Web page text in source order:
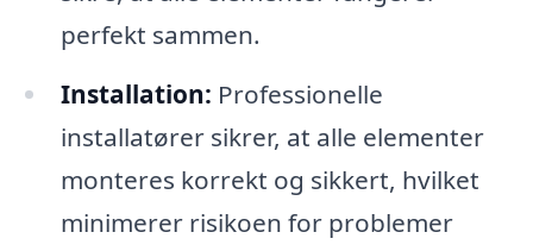
perfekt sammen.
Installation: Professionelle
installatører sikrer, at alle elementer
monteres korrekt og sikkert, hvilket
minimerer risikoen for problemer